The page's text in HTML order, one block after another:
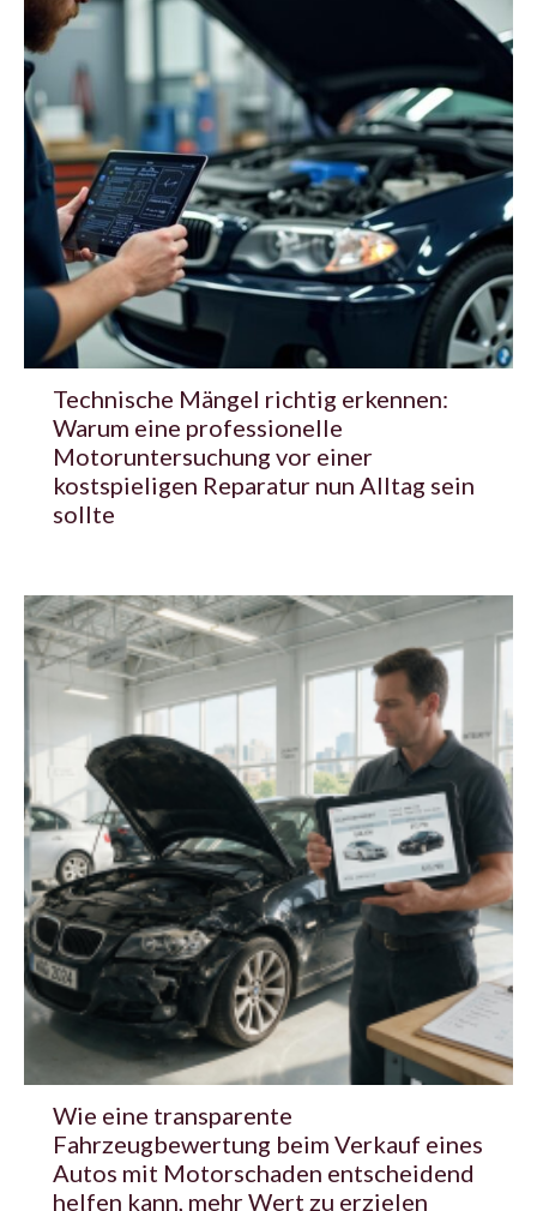
Technische Mängel richtig erkennen:
Warum eine professionelle
Motoruntersuchung vor einer
kostspieligen Reparatur nun Alltag sein
sollte
Wie eine transparente
Fahrzeugbewertung beim Verkauf eines
Autos mit Motorschaden entscheidend
helfen kann, mehr Wert zu erzielen